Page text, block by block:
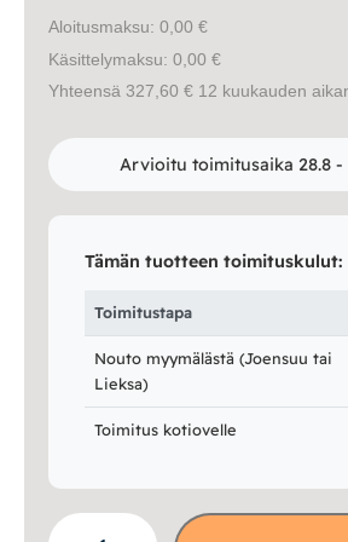
Matot
Ulkokalusteet
Valaisimet
Oma tili
Aloitusmaksu: 0,00 €
Käsittelymaksu: 0,00 €
Yhteensä 327,60 € 12 kuukauden
Arvioitu toimitusaika 28.8 -
Tämän tuotteen toimituskulut:
Toimitustapa
Nouto myymälästä (Joensuu tai
Lieksa)
Toimitus kotiovelle
Base